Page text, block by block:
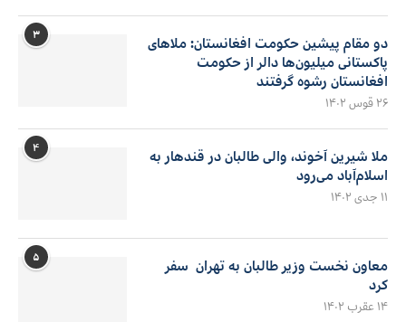
۳
دو مقام پیشین حکومت افغانستان: ملاهای
پاکستانی میلیون‌ها دالر از حکومت
افغانستان رشوه گرفتند
۲۶ قوس ۱۴۰۲
۴
ملا شیرین آخوند، والی طالبان در قندهار به
اسلام‌آباد می‌رود
۱۱ جدی ۱۴۰۲
۵
معاون نخست وزیر طالبان به تهران سفر
کرد
۱۴ عقرب ۱۴۰۲